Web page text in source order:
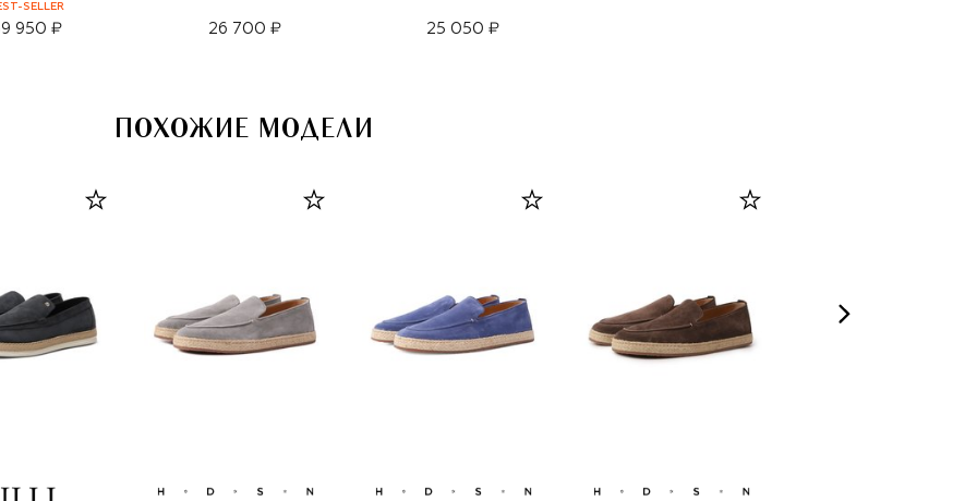
SELLER
950 ₽ 26 700 ₽ 25 050 ₽
ПОХОЖИЕ МОДЕЛИ